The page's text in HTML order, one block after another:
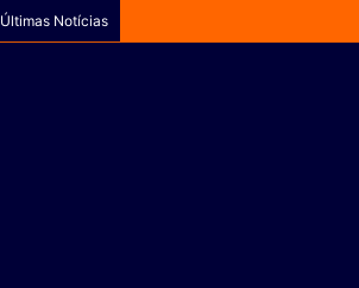
Últimas Notícias